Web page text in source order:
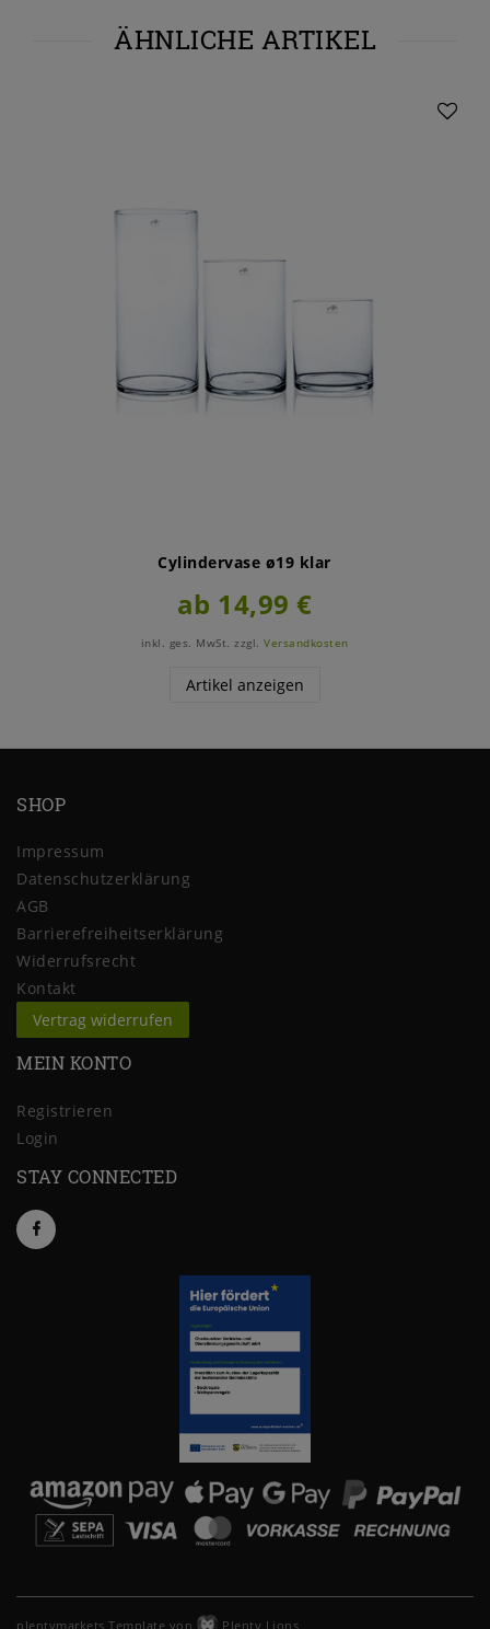
ÄHNLICHE ARTIKEL
Cylindervase ø19 klar
ab 14,99 €
inkl. ges. MwSt. zzgl.Versandkosten
Artikel anzeigen
SHOP
Impressum
Daten­schutz­erklärung
AGB
Barrierefreiheitserklärung
Widerrufs­recht
Kontakt
Vertrag widerrufen
MEIN KONTO
Registrieren
Login
STAY CONNECTED
plentymarkets Template von Plenty Lions